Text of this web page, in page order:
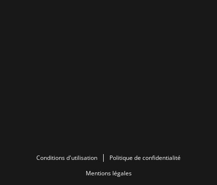
Conditions d'utilisation
Politique de confidentialité
Mentions légales